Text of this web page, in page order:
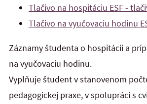
Tlačivo na hospitáciu ESF -
Tlačivo na vyučovaciu hodinu
Záznamy študenta o hospitácii a
na vyučovaciu hodinu.
Vyplňuje študent v stanovenom
pedagogickej praxe, v spolupráci s